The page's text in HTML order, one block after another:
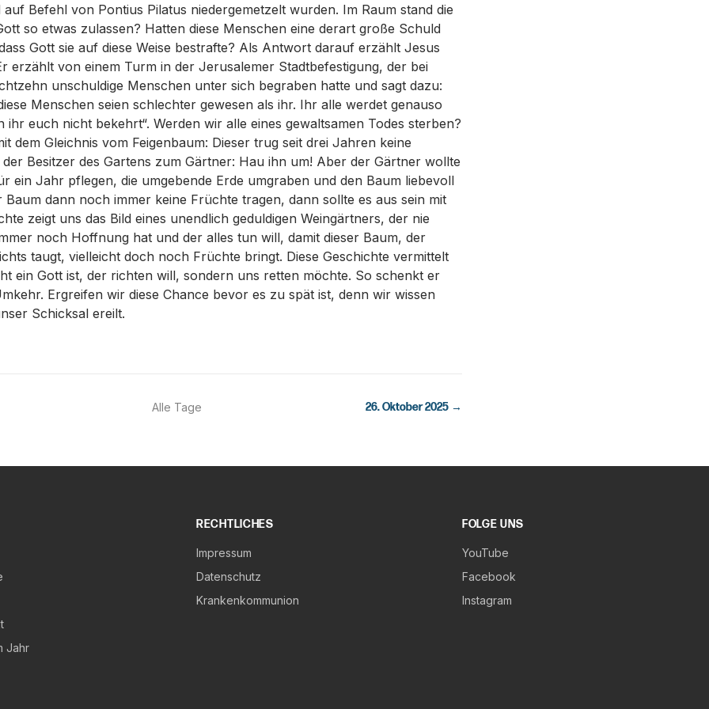
Befehl von Pontius Pilatus niedergemetzelt wurden. Im Raum stand die
so etwas zulassen? Hatten diese Menschen eine derart große Schuld
Gott sie auf diese Weise bestrafte? Als Antwort darauf erzählt Jesus
erzählt von einem Turm in der Jerusalemer Stadtbefestigung, der bei
unschuldige Menschen unter sich begraben hatte und sagt dazu:
Menschen seien schlechter gewesen als ihr. Ihr alle werdet genauso
ihr euch nicht bekehrt“. Werden wir alle eines gewaltsamen Todes sterben?
dem Gleichnis vom Feigenbaum: Dieser trug seit drei Jahren keine
Besitzer des Gartens zum Gärtner: Hau ihn um! Aber der Gärtner wollte
ein Jahr pflegen, die umgebende Erde umgraben und den Baum liebevoll
Baum dann noch immer keine Früchte tragen, dann sollte es aus sein mit
zeigt uns das Bild eines unendlich geduldigen Weingärtners, der nie
noch Hoffnung hat und der alles tun will, damit dieser Baum, der
taugt, vielleicht doch noch Früchte bringt. Diese Geschichte vermittelt
ein Gott ist, der richten will, sondern uns retten möchte. So schenkt er
Ergreifen wir diese Chance bevor es zu spät ist, denn wir wissen
Schicksal ereilt.
Alle Tage 26. Oktober 2025 →
Jahr
RECHTLICHES
Impressum
Datenschutz
Krankenkommunion
FOLGE UNS
YouTube
Facebook
Instagram